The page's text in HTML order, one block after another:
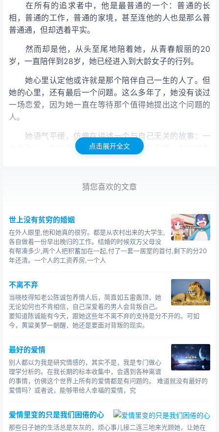
在所有的追求者中，他是最普通的一个：普通的长
相，普通的工作，普通的家境，甚至连他的人也是那么普
普通通，但却透着平实。
然而却是他，从头至尾地陪着她，从青春靓丽的20
岁，一直陪伴到28岁，她已经进入到大龄女子的行列。
她心里认定他或许就是那个陪伴自己一生的人了。但
她的心里，还有最后一个问题。这么多年了，她没有谈过
一场恋爱，因为她一直在等待那个值得她提出这个问题的
人。
她语气平缓，仿佛在讲述一个与自己无关的故事：一
个女孩儿，在16岁那年，水库边，遇到了歹徒。在她拼命
人，你是希望她跳下去淹死呢，还是接受耻辱呢？他心里
已经明白，那个女孩儿就是她了，那一刻他才明白这么多
年来她为什么一直拒绝着爱情。她说，你不必急着回答
我，我给你12个小时，明天再回答我吧，如果不愿意不回
答也可以。
第二天，他带着一束玫瑰花来了。他说，假如我心爱
的人遇到这种情况，我希望她为了我选择生命。和生命相
比，贞操又算得了什么？我不能容忍我的爱人因为所谓的
贞操离我而去，所以请为我选择生命。
自己的选择是否正确，尤其回想起当时那不堪的一幕。但
是今天她终于庆幸，她选择了生命。所以她才拥有了这份
世上最美丽的爱情。
更新了最新的故事：请为我选择生命
更多故事文章请登录云飞故事网：http://www.yunfei8.cn
点击展开全文
猜您喜欢的文章
世上没有贫穷的婚姻
在外人眼里,他和她真的很穷。都是从农村出来的大学生,
各自做着一份早出晚归的工作。结婚的时候双方父母没
有帮凑多少,两个人把积蓄加在一起,付了一套一居室的首付,剩下的分20
年还清。一个人的工资养房,一个人
不离不弃
当晓枝得知老公陈诚包养情人后，简直如五雷轰顶，她
无论如何也不肯相信，自己深爱着的男人会背叛自己。
要知道陈诚能有今天，跟她这些年不离不弃的支持是分不开的。可如
今，黄粱美梦一朝醒，她还是要面对背叛的现实。
最好的爱情
别人都以为我是研究情感的，其实不是，我是专门做心
理学分析的。在我长期的标本收集中，会遇到各种离谱
的事情，仿佛这个世界上所有的爱情都是有问题的。 难道就没有最好的
爱情吗？或者说，能够带给人幸福的爱情，究
爱情里变的只是我们困倦的心
那些日子她的生活总是灰灰的，烦心事儿接二连三地来光顾她，让她在